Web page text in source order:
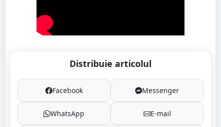
Distribuie articolul
Facebook Messenger
WhatsApp E-mail